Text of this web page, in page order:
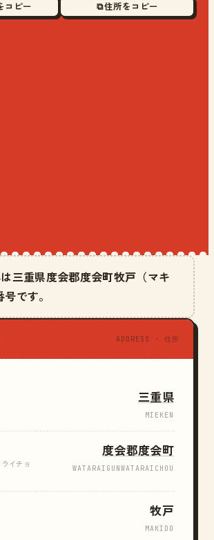
コピー ⧉ 住所をコピー
三重県度会郡度会町牧戸（マキ
です。
ADDRESS · 住所
三重県
MIEKEN
イチョ
度会郡度会町
WATARAIGUNWATARAICHOU
牧戸
MAKIDO